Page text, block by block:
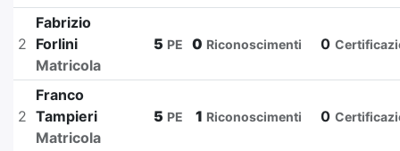
2
Fabrizio
Forlini
Matricola
5 PE 0 Riconoscimenti 0
2
Franco
Tampieri
Matricola
5 PE 1 Riconoscimenti 0